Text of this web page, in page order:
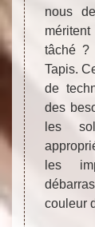
nous
tâché ?
Tapis.
de
des
les
les
couleur